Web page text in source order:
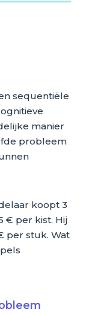
sequentiële
manier
probleem
koopt 3
€ per kist. Hij
per stuk. Wat